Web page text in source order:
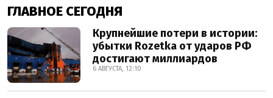
ГЛАВНОЕ СЕГОДНЯ
Крупнейшие потери в истории:
убытки Rozetka от ударов РФ
достигают миллиардов
6 АВГУСТА, 12:10